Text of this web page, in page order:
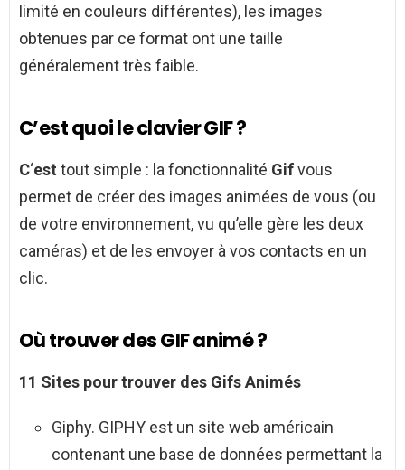
limité en couleurs différentes), les images
obtenues par ce format ont une taille
généralement très faible.
C’est quoi le clavier GIF ?
C‘est tout simple : la fonctionnalité Gifvous
permet de créer des images animées de vous (ou
de votre environnement, vu qu’elle gère les deux
caméras) et de les envoyer à vos contacts en un
clic.
Où trouver des GIF animé ?
11 Sites pourtrouver des Gifs Animés
Giphy. GIPHY est un site web américain
contenant une base de données permettant la